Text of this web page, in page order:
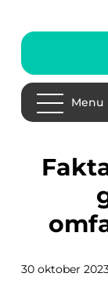
Menu
Fakta om blåmes – en
30 oktober